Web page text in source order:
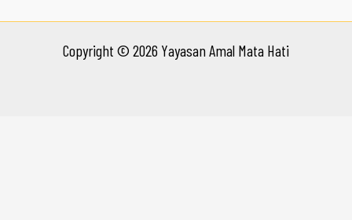
Copyright © 2026 Yayasan Amal Mata Hati